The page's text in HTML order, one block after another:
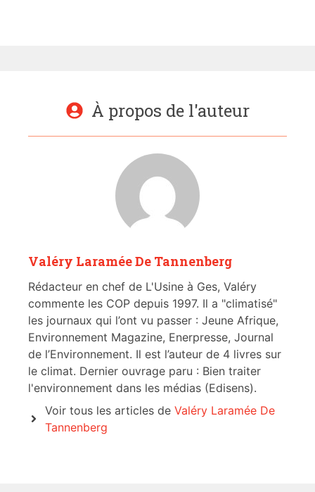
À propos de l'auteur
Valéry Laramée De Tannenberg
Rédacteur en chef de L'Usine à Ges, Valéry
commente les COP depuis 1997. Il a "climatisé"
les journaux qui l’ont vu passer : Jeune Afrique,
Environnement Magazine, Enerpresse, Journal
de l’Environnement. Il est l’auteur de 4 livres sur
le climat. Dernier ouvrage paru : Bien traiter
l'environnement dans les médias (Edisens).
Voir tous les articles de Valéry Laramée De
Tannenberg